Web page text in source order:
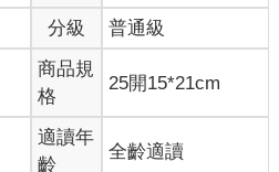
分級 普通級
商品規
格
25開15*21cm
適讀年
齡
全齡適讀